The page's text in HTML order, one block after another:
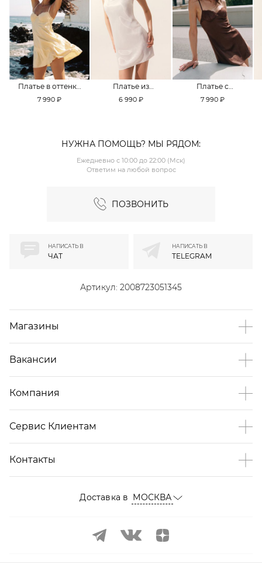
Платье в оттенке
Pale Banana
7 990 ₽
Платье из
смесовой вискозы
6 990 ₽
Платье с
кружевной
7 990 ₽
НУЖНА ПОМОЩЬ? МЫ РЯДОМ:
ПОЗВОНИТЬ
Ежедневно с 10:00 до 22:00 (Мск)
Ответим на любой вопрос
Артикул: 2008723051345
НАПИСАТЬ В
ЧАТ
НАПИСАТЬ В
TELEGRAM
Магазины
Вакансии
Компания
Сервис Клиентам
Контакты
Доставка в МОСКВА